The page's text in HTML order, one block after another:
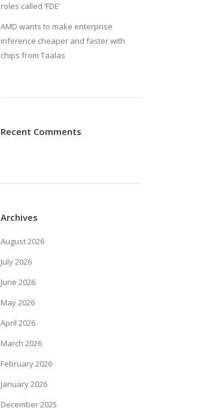
roles called ‘FDE’
AMD wants to make enterprise
inference cheaper and faster with
chips from Taalas
Recent Comments
Archives
August 2026
July 2026
June 2026
May 2026
April 2026
March 2026
February 2026
January 2026
December 2025